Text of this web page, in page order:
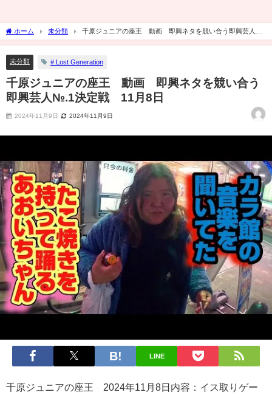
ホーム 未分類
千原ジュニアの座王 動画 即興ネタを競い合う即興芸人
№.1決定戦 11月8日
未分類 # Lost Generation
千原ジュニアの座王 動画 即興ネタを競い合う
即興芸人№.1決定戦 11月8日
2024年11月9日 2024年11月9日
LINE
千原ジュニアの座王 2024年11月8日内容：イス取りゲー